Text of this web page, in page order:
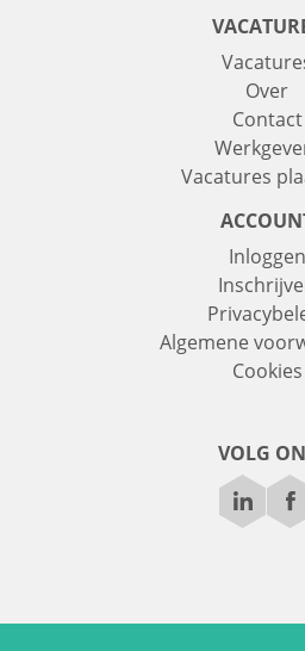
Over
Contact
Vacatures
Inloggen
Algemene
Cookies
VOLG